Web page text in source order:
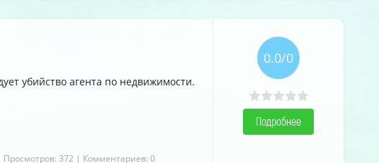
убийство агента по недвижимости.
Просмотров: 372 | Комментариев: 0
0.0/0
Подробнее